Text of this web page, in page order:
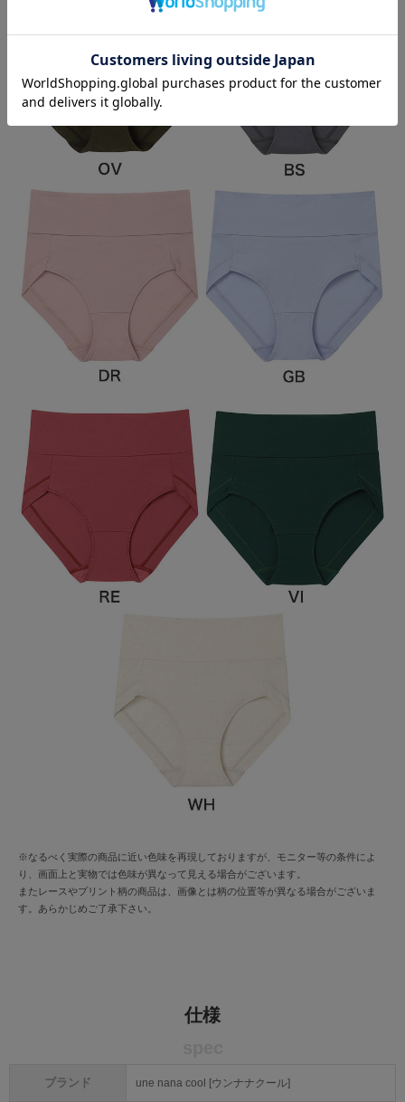
※なるべく実際の商品に近い色味を再現しておりますが、モニター等の条件によ
り、画面上と実物では色味が異なって見える場合がございます。
またレースやプリント柄の商品は、画像とは柄の位置等が異なる場合がございま
す。あらかじめご了承下さい。
仕様
ブランド une nana cool [ウンナナクール]